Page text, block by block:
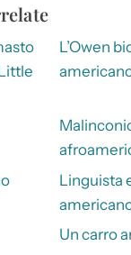
L’Owen
Linguista
Un carro